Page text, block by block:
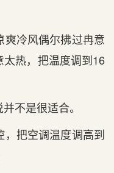
冷风偶尔拂过冉意
热，把温度调到16
不是很适合。
把空调温度调高到